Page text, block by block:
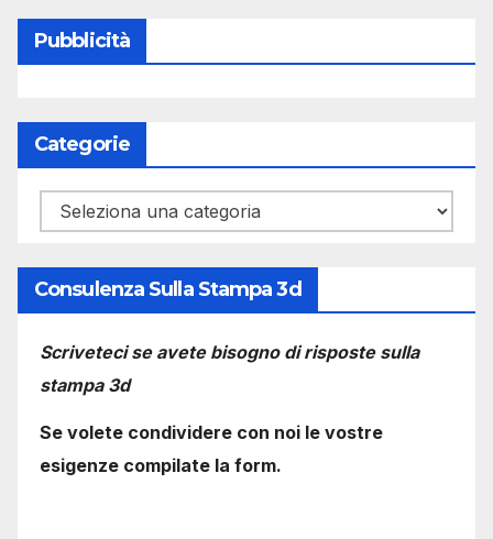
Pubblicità
Categorie
Categorie
Consulenza Sulla Stampa 3d
Scriveteci se avete bisogno di risposte sulla
stampa 3d
Se volete condividere con noi le vostre
esigenze compilate la form.